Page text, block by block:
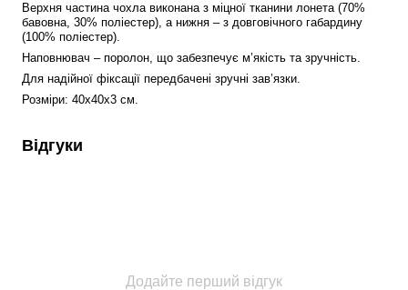
Верхня частина чохла виконана з міцної тканини лонета (70%
бавовна, 30% поліестер), а нижня – з довговічного габардину
(100% поліестер).
Наповнювач – поролон, що забезпечує м’якість та зручність.
Для надійної фіксації передбачені зручні зав’язки.
Розміри: 40x40x3 см.
Відгуки
Додайте перший відгук